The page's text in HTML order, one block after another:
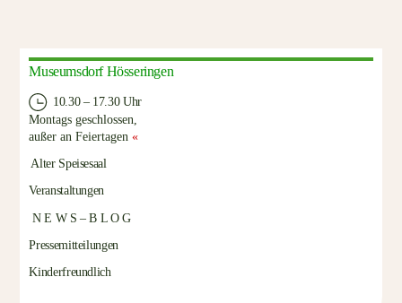
Museumsdorf Hösseringen
10.30 – 17.30 Uhr
Montags geschlossen,
außer an Feiertagen«
Alter Speisesaal
Veranstaltungen
N E W S – B L O G
Pressemitteilungen
Kinderfreundlich